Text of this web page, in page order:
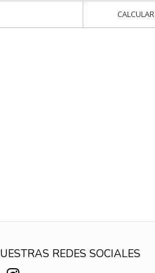
CALCULAR
REDES SOCIALES